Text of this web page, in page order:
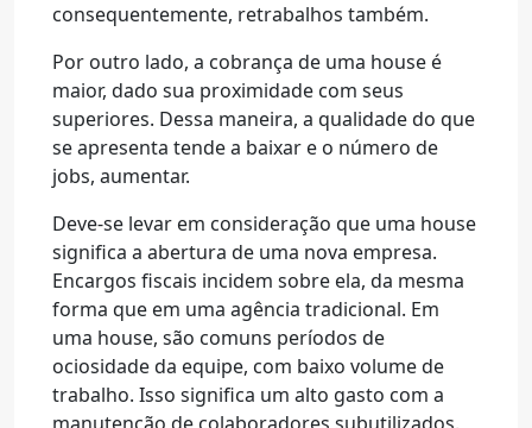
consequentemente, retrabalhos também.
Por outro lado, a cobrança de uma house é
maior, dado sua proximidade com seus
superiores. Dessa maneira, a qualidade do que
se apresenta tende a baixar e o número de
jobs, aumentar.
Deve-se levar em consideração que uma house
significa a abertura de uma nova empresa.
Encargos fiscais incidem sobre ela, da mesma
forma que em uma agência tradicional. Em
uma house, são comuns períodos de
ociosidade da equipe, com baixo volume de
trabalho. Isso significa um alto gasto com a